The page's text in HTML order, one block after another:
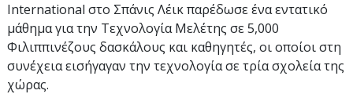
International στο Σπάνις Λέικ παρέδωσε ένα εντατικό
μάθημα για την Τεχνολογία Μελέτης σε5,000
Φιλιππινέζους δασκάλους και καθηγητές, οι οποίοι στη
συνέχεια εισήγαγαν την τεχνολογία σε τρία σχολεία της
χώρας.